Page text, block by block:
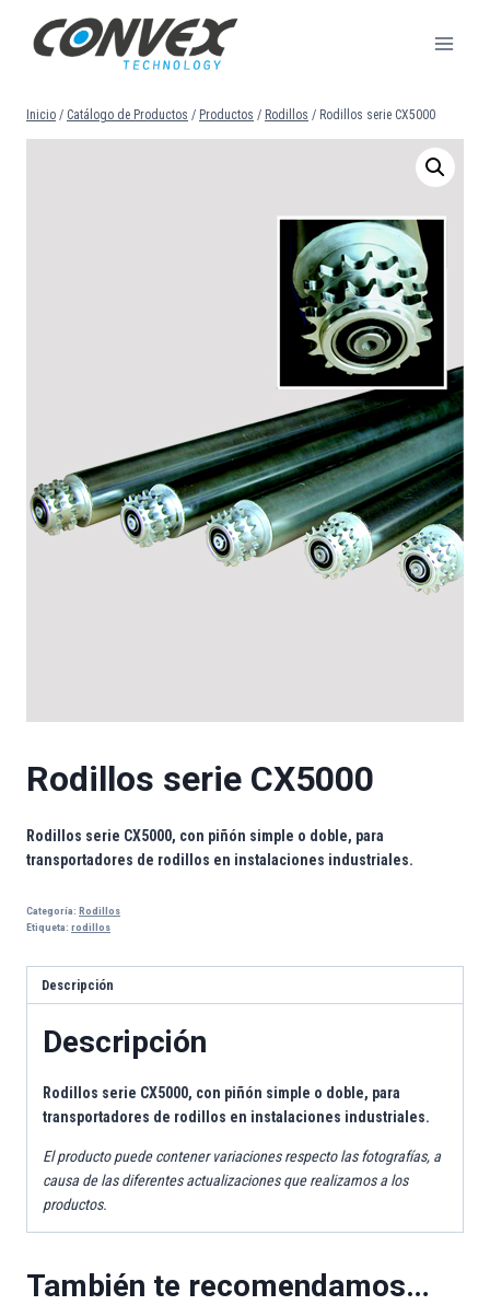
contenido
Inicio / Catálogo de Productos / Productos / Rodillos / Rodillos serie CX5000
Rodillos serie CX5000
Rodillos serie CX5000, con piñón simple o doble, para
transportadores de rodillos en instalaciones industriales.
Categoría: Rodillos
Etiqueta: rodillos
Descripción
Descripción
Rodillos serie CX5000, con piñón simple o doble, para
transportadores de rodillos en instalaciones industriales.
El producto puede contener variaciones respecto las fotografías, a
causa de las diferentes actualizaciones que realizamos a los
productos.
También te recomendamos…